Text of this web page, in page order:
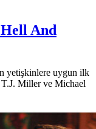
And
yetişkinlere uygun ilk
T.J. Miller ve Michael